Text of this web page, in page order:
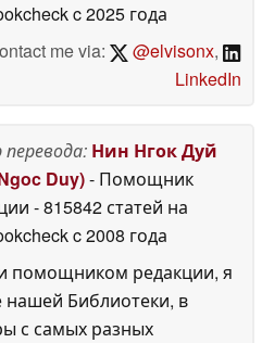
c 2025 года
me via:
@elvisonx,
LinkedIn
Нин Нгок Дуй
Duy)- Помощник
- 815842 статей на
c 2008 года
помощником редакции, я
Библиотеки, в
с самых разных